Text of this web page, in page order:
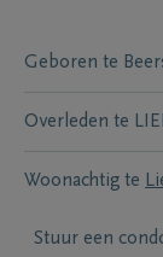
Geboren te
Overleden te
Woonachtig te
Stuur een